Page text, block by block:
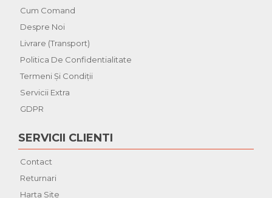
Cum Comand
Despre Noi
Livrare (Transport)
Politica De Confidentialitate
Termeni Şi Condiţii
Servicii Extra
GDPR
SERVICII CLIENTI
Contact
Returnari
Harta Site